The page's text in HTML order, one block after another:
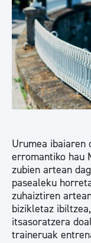
Urumea ibaiaren
erromantiko hau
zubien artean
pasealeku
zuhaiztiren
bizikletaz
itsasoratzera
traineruak